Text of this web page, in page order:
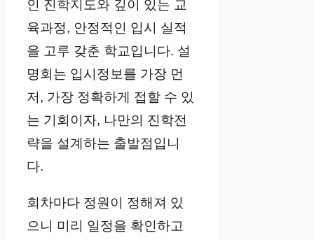
인 진학지도와 깊이 있는 교
육과정, 안정적인 입시 실적
을 고루 갖춘 학교입니다. 설
명회는 입시정보를 가장 먼
저, 가장 정확하게 접할 수 있
는 기회이자, 나만의 진학전
략을 설계하는 출발점입니
다.
회차마다 정원이 정해져 있
으니 미리 일정을 확인하고